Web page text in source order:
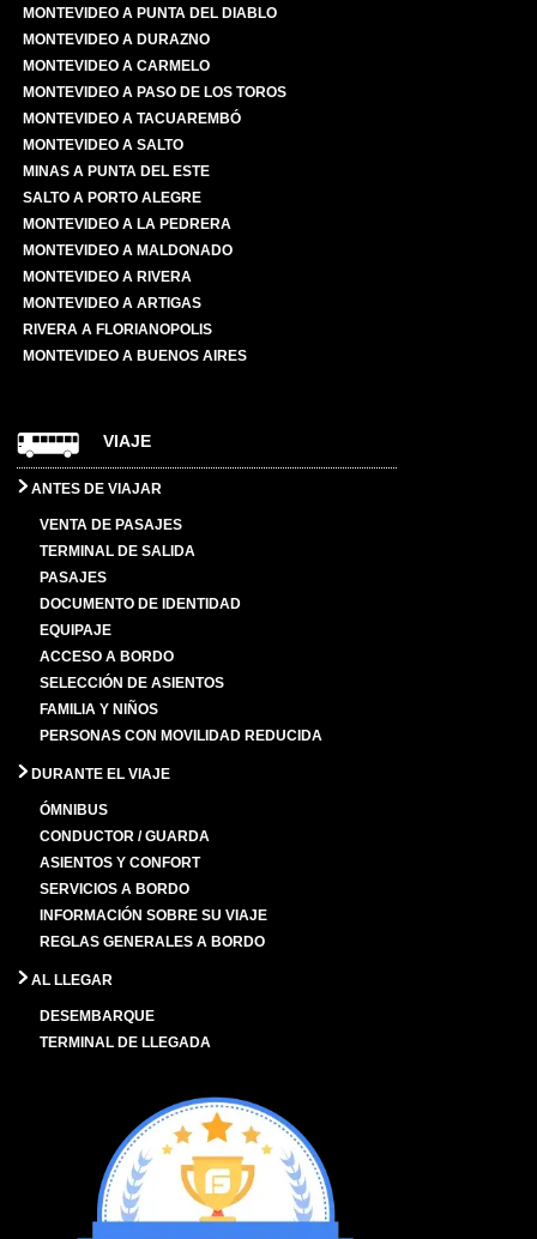
MONTEVIDEO A PUNTA DEL DIABLO
MONTEVIDEO A DURAZNO
MONTEVIDEO A CARMELO
MONTEVIDEO A PASO DE LOS TOROS
MONTEVIDEO A TACUAREMBÓ
MONTEVIDEO A SALTO
MINAS A PUNTA DEL ESTE
SALTO A PORTO ALEGRE
MONTEVIDEO A LA PEDRERA
MONTEVIDEO A MALDONADO
MONTEVIDEO A RIVERA
MONTEVIDEO A ARTIGAS
RIVERA A FLORIANOPOLIS
MONTEVIDEO A BUENOS AIRES
VIAJE
ANTES DE VIAJAR
VENTA DE PASAJES
TERMINAL DE SALIDA
PASAJES
DOCUMENTO DE IDENTIDAD
EQUIPAJE
ACCESO A BORDO
SELECCIÓN DE ASIENTOS
FAMILIA Y NIÑOS
PERSONAS CON MOVILIDAD REDUCIDA
DURANTE EL VIAJE
ÓMNIBUS
CONDUCTOR / GUARDA
ASIENTOS Y CONFORT
SERVICIOS A BORDO
INFORMACIÓN SOBRE SU VIAJE
REGLAS GENERALES A BORDO
AL LLEGAR
DESEMBARQUE
TERMINAL DE LLEGADA